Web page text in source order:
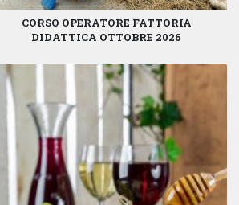
CORSO OPERATORE FATTORIA
DIDATTICA OTTOBRE 2026